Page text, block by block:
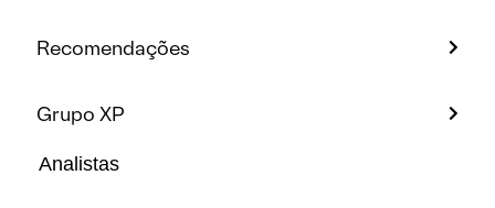
Recomendações
Grupo XP
Analistas